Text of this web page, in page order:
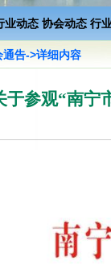
业动态 协会动态 行
通告->详细内容
于参观“南宁